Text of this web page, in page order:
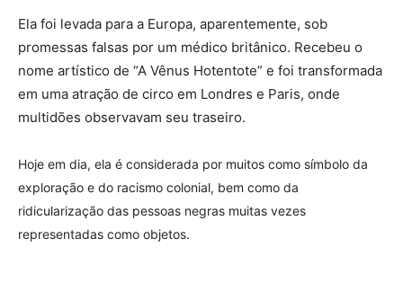
Ela foi levada para a Europa, aparentemente, sob
promessas falsas por um médico britânico. Recebeu o
nome artístico de “A Vênus Hotentote” e foi transformada
em uma atração de circo em Londres e Paris, onde
multidões observavam seu traseiro.
Hoje em dia, ela é considerada por muitos como símbolo da
exploração e do racismo colonial, bem como da
ridicularização das pessoas negras muitas vezes
representadas como objetos.